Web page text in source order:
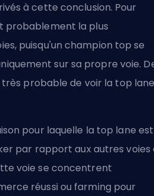
à cette conclusion. Pour
probablement la plus
puisqu'un champion top se
sur sa propre voie.
probable de voir la top
pour laquelle la top lane est
par rapport aux autres voies
voie se concentrent
réussi ou farming pour